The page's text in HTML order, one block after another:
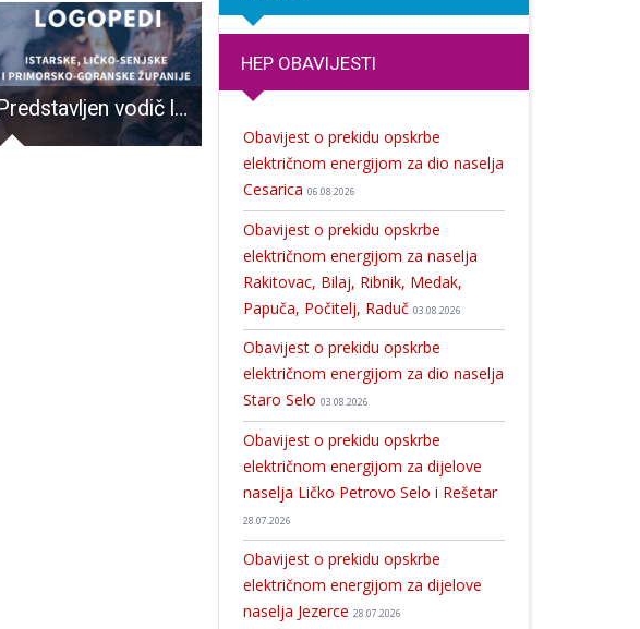
Predstavljen vodič logopedske djelatnosti Istarske, Ličko-senjske i Primorsko-goranske županije
HEP OBAVIJESTI
Obavijest o prekidu opskrbe
električnom energijom za dio naselja
Cesarica 06.08.2026
Obavijest o prekidu opskrbe
električnom energijom za naselja
Rakitovac, Bilaj, Ribnik, Medak,
Papuča, Počitelj, Raduč 03.08.2026
Obavijest o prekidu opskrbe
električnom energijom za dio naselja
Staro Selo 03.08.2026
Obavijest o prekidu opskrbe
električnom energijom za dijelove
naselja Ličko Petrovo Selo i Rešetar
28.07.2026
Obavijest o prekidu opskrbe
električnom energijom za dijelove
naselja Jezerce 28.07.2026